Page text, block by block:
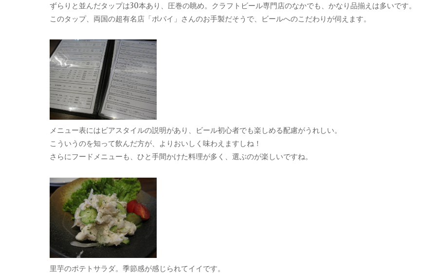
ずらりと並んだタップは30本あり、圧巻の眺め。クラフトビール専門店のなかでも、かなり品揃えは多いです。
このタップ、両国の超有名店「ポパイ」さんのお手製だそうで、ビールへのこだわりが伺えます。
メニュー表にはビアスタイルの説明があり、ビール初心者でも楽しめる配慮がうれしい。
こういうのを知って飲んだ方が、よりおいしく味わえますしね！
さらにフードメニューも、ひと手間かけた料理が多く、選ぶのが楽しいですね。
里芋のポテトサラダ。季節感が感じられてイイです。